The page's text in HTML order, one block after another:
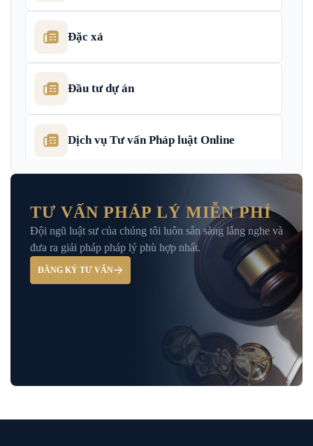
Đặc xá
Đầu tư dự án
Dịch vụ Tư vấn Pháp luật Online
Giải Đáp – Tư Vấn Pháp Luật Hình Sự
Hỏi đáp và tư vấn pháp luật
Luật Bảo Hiểm Xã Hội
TƯ VẤN PHÁP LÝ MIỄN PHÍ
Đội ngũ luật sư của chúng tôi luôn sẵn sàng lắng nghe và
đưa ra giải pháp pháp lý phù hợp nhất.
ĐĂNG KÝ TƯ VẤN